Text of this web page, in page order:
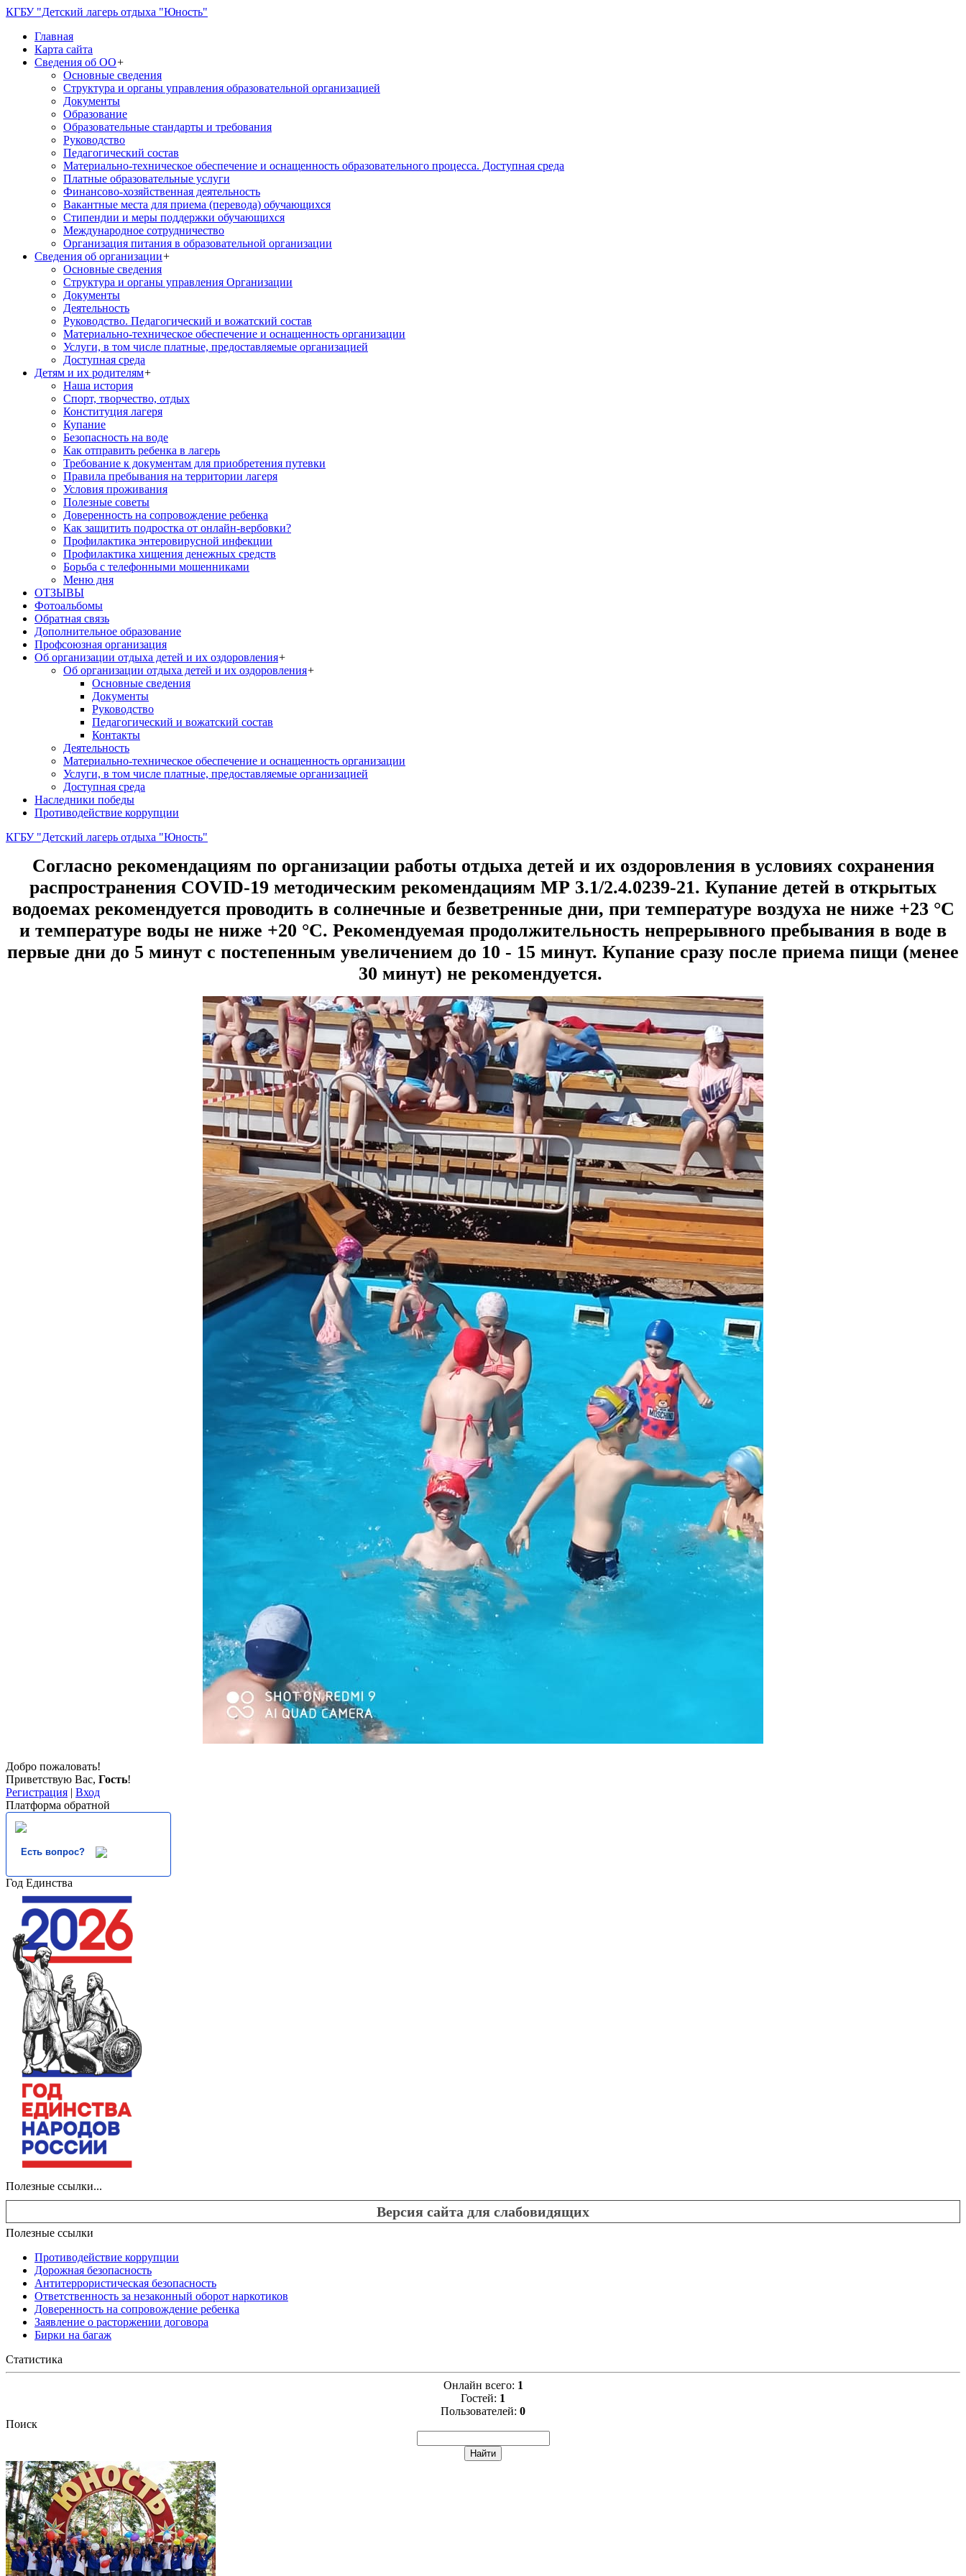
КГБУ "Детский лагерь отдыха "Юность"
Главная
Карта сайта
Сведения об ОО+
Основные сведения
Структура и органы управления образовательной организацией
Документы
Образование
Образовательные стандарты и требования
Руководство
Педагогический состав
Материально-техническое обеспечение и оснащенность образовательного процесса. Доступная среда
Платные образовательные услуги
Финансово-хозяйственная деятельность
Вакантные места для приема (перевода) обучающихся
Стипендии и меры поддержки обучающихся
Международное сотрудничество
Организация питания в образовательной организации
Сведения об организации+
Основные сведения
Структура и органы управления Организации
Документы
Деятельность
Руководство. Педагогический и вожатский состав
Материально-техническое обеспечение и оснащенность организации
Услуги, в том числе платные, предоставляемые организацией
Доступная среда
Детям и их родителям+
Наша история
Спорт, творчество, отдых
Конституция лагеря
Купание
Безопасность на воде
Как отправить ребенка в лагерь
Требование к документам для приобретения путевки
Правила пребывания на территории лагеря
Условия проживания
Полезные советы
Доверенность на сопровождение ребенка
Как защитить подростка от онлайн-вербовки?
Профилактика энтеровирусной инфекции
Профилактика хищения денежных средств
Борьба с телефонными мошенниками
Меню дня
ОТЗЫВЫ
Фотоальбомы
Обратная связь
Дополнительное образование
Профсоюзная организация
Об организации отдыха детей и их оздоровления+
Об организации отдыха детей и их оздоровления+
Основные сведения
Документы
Руководство
Педагогический и вожатский состав
Контакты
Деятельность
Материально-техническое обеспечение и оснащенность организации
Услуги, в том числе платные, предоставляемые организацией
Доступная среда
Наследники победы
Противодействие коррупции
КГБУ "Детский лагерь отдыха "Юность"
Согласно рекомендациям по организации работы отдыха детей и их оздоровления в условиях сохранения
распространения COVID-19 методическим рекомендациям МР 3.1/2.4.0239-21. Купание детей в открытых
водоемах рекомендуется проводить в солнечные и безветренные дни, при температуре воздуха не ниже +23 °C
и температуре воды не ниже +20 °C. Рекомендуемая продолжительность непрерывного пребывания в воде в
первые дни до 5 минут с постепенным увеличением до 10 - 15 минут. Купание сразу после приема пищи (менее
30 минут) не рекомендуется.
Добро пожаловать!
Приветствую Вас, Гость!
Регистрация | Вход
Платформа обратной
Есть вопрос?
Год Единства
Полезные ссылки...
Версия сайта для слабовидящих
Полезные ссылки
Противодействие коррупции
Дорожная безопасность
Антитеррористическая безопасность
Ответственность за незаконный оборот наркотиков
Доверенность на сопровождение ребенка
Заявление о расторжении договора
Бирки на багаж
Статистика
Онлайн всего: 1
Гостей: 1
Пользователей: 0
Поиск